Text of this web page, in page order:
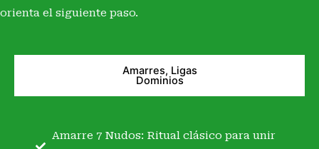
orienta el siguiente paso.
Amarres, Ligas
Dominios
Amarre 7 Nudos: Ritual clásico para unir